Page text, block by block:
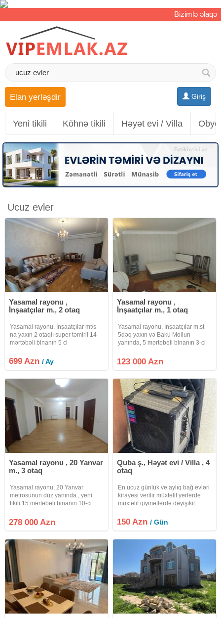
Bizimlə əlaqə
Giriş
Elan yerləşdir
Yeni tikili Köhnə tikili Həyət evi / Villa
Ucuz evler
Yasamal rayonu ,
İnşaatçılar m., 2 otaq
Yasamal rayonu, İnşaatçılar mt/s-
na yaxın 2 otaqlı super təmirli 14
mərtəbəli binanın 5 ci
ümumi sahəsi 70 kvadratmetr olan
mənzil kirayə verilir.Mənzilin
699 Azn/ Ay
Yasamal rayonu ,
İnşaatçılar m., 1 otaq
Yasamal rayonu, Inşaatçılar m.st
5dəq yaxın və Baku Mollun
yanında, 5 mərtəbəli binanın 3-ci
lahiyəli, ümumi sahəsi 35 kvadrat
olan mənzil satılır.Mənzilin
123 000 Azn
Yasamal rayonu , 20 Yanvar
m., 3 otaq
Yasamal rayonu, 20 Yanvar
metrosunun düz yanında , yeni
tikili 15 mərtəbəli binanın 10-ci
otaqlı ümumi sahəsi 135
kvadratmetr olan yeni bina evi
satılır
278 000 Azn
Quba ş., Həyət evi / Villa , 4
otaq
En ucuz günlük ve aylıq bağ evləri
kirayesi verilir müxtəlif yerlerde
müxtəlif qiymətlərdə dəyişikil
desilir hemcin isdi hovuzda təşkil
edirik minum 5 nəfərlik veeyaxud
150 Azn/ Gün